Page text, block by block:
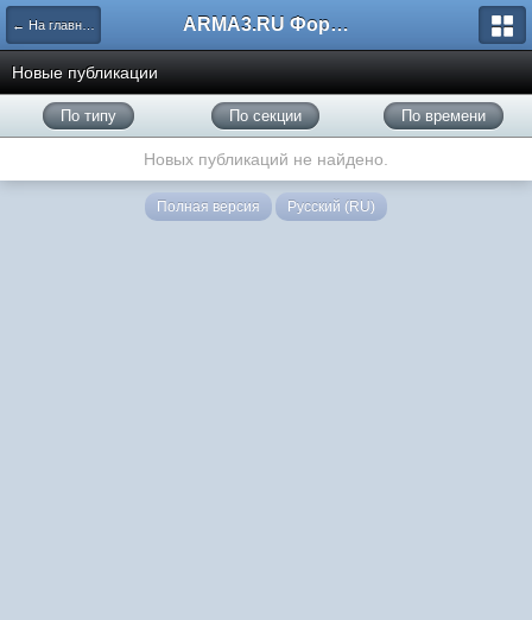
← На главную ARMA3.RU Форум
Новые публикации
По типу По секции По времени
Новых публикаций не найдено.
Полная версия Русский (RU)